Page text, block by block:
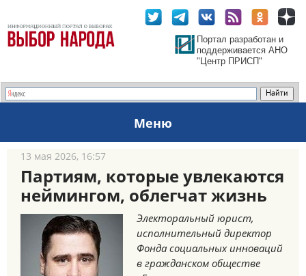
Портал разработан и
поддерживается АНО
"Центр ПРИСП"
Меню
13 мая 2026, 16:57
Партиям, которые увлекаются
неймингом, облегчат жизнь
Электоральный юрист,
исполнительный директор
Фонда социальных инноваций
в гражданском обществе